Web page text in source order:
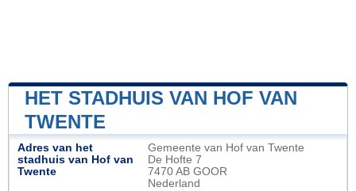
HET STADHUIS VAN HOF VAN
TWENTE
Adres van het
stadhuis van Hof van
Twente
Gemeente van Hof van Twente
De Hofte 7
7470 AB GOOR
Nederland